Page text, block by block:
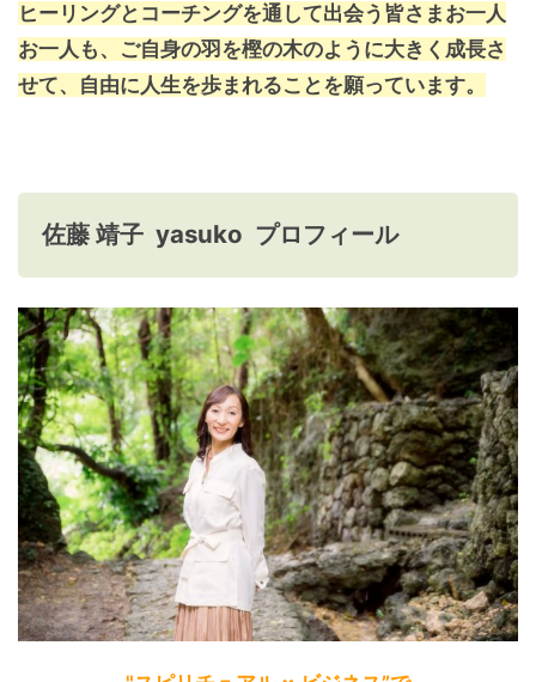
ヒーリングとコーチングを通して出会う皆さまお一人
お一人も、ご自身の羽を樫の木のように大きく成長さ
せて、自由に人生を歩まれることを願っています。
佐藤 靖子 yasuko プロフィール